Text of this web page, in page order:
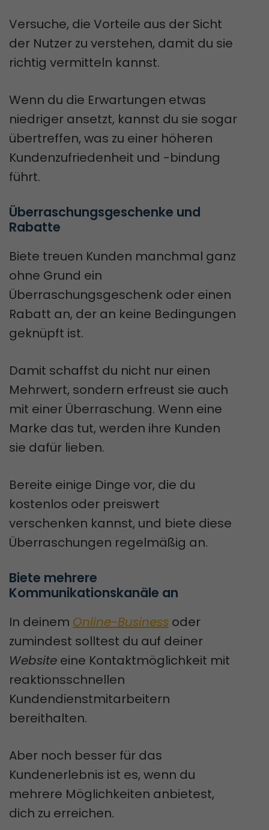
Versuche, die Vorteile aus der Sicht
der Nutzer zu verstehen, damit du sie
richtig vermitteln kannst.
Wenn du die Erwartungen etwas
niedriger ansetzt, kannst du sie sogar
übertreffen, was zu einer höheren
Kundenzufriedenheit und -bindung
führt.
Überraschungsgeschenke und
Rabatte
Biete treuen Kunden manchmal ganz
ohne Grund ein
Überraschungsgeschenk oder einen
Rabatt an, der an keine Bedingungen
geknüpft ist.
Damit schaffst du nicht nur einen
Mehrwert, sondern erfreust sie auch
mit einer Überraschung. Wenn eine
Marke das tut, werden ihre Kunden
sie dafür lieben.
Bereite einige Dinge vor, die du
kostenlos oder preiswert
verschenken kannst, und biete diese
Überraschungen regelmäßig an.
Biete mehrere
Kommunikationskanäle an
In deinem Online-Business oder
zumindest solltest du auf deiner
Website eine Kontaktmöglichkeit mit
reaktionsschnellen
Kundendienstmitarbeitern
bereithalten.
Aber noch besser für das
Kundenerlebnis ist es, wenn du
mehrere Möglichkeiten anbietest,
dich zu erreichen.